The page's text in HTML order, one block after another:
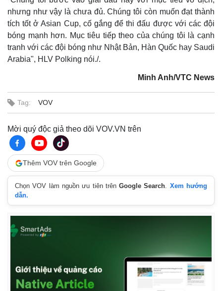
Thế giới
Quan sát
Cuộc sống đó đây
Hồ sơ
Multimedia
Video
Ảnh
E-Magazine
nhưng như vậy là chưa đủ. Chúng tôi còn muốn đạt thành
tích tốt ở Asian Cup, cố gắng để thi đấu được với các đội
bóng mạnh hơn. Mục tiêu tiếp theo của chúng tôi là cạnh
tranh với các đội bóng như Nhật Bản, Hàn Quốc hay Saudi
Arabia", HLV Polking nói./.
Minh Anh/VTC News
Tag: VOV
Mời quý độc giả theo dõi VOV.VN trên
Thêm VOV trên Google
Chọn VOV làm nguồn ưu tiên trênGoogle Search. Xem hướng
dẫn.